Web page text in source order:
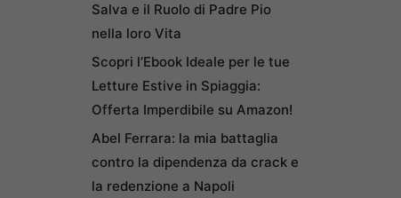
Salva e il Ruolo di Padre Pio
nella loro Vita
Scopri l’Ebook Ideale per le tue
Letture Estive in Spiaggia:
Offerta Imperdibile su Amazon!
Abel Ferrara: la mia battaglia
contro la dipendenza da crack e
la redenzione a Napoli